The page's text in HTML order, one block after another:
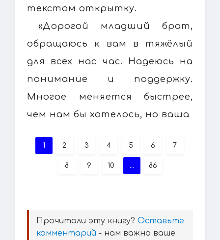
текстом открытку.
«Дорогой младший брат,
обращаюсь к вам в тяжёлый
для всех нас час. Надеюсь на
понимание и поддержку.
Многое меняется быстрее,
чем нам бы хотелось, но ваша
1 2 3 4 5 6 7
8 9 10 ... 86
Прочитали эту книгу? Оставьте
комментарий - нам важно ваше